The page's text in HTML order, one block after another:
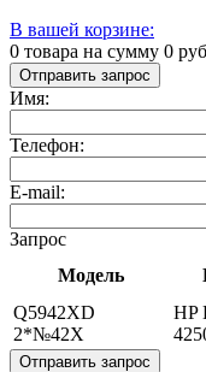
В вашей корзине:
0 товара на сумму 0
Отправить запрос
Имя:
Телефон:
E-mail:
Запрос
Модель
Q5942XD
2*№42X
HP
Отправить запрос